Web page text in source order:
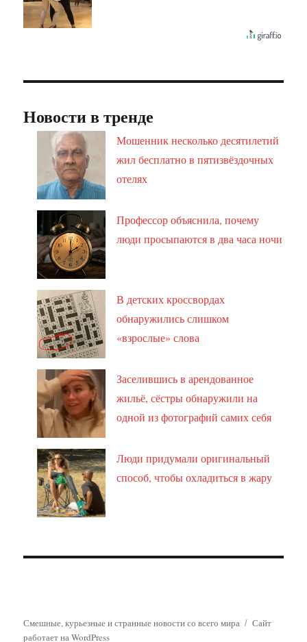
Новости в тренде
Мошенник несколько десятилетий
жил бесплатно в пятизвёздочных
отелях
Профессор объяснила, почему
люди просыпаются в два часа ночи
В детских кроссвордах
обнаружились слишком
«взрослые» слова
Заселившись в арендованное
жильё, сёстры обнаружили на
одной из фотографий самих себя
Люди придумали оригинальный
способ, чтобы охладиться в жару
Смешные, курьезные и странные новости со всего мира
Сайт
работает на WordPress